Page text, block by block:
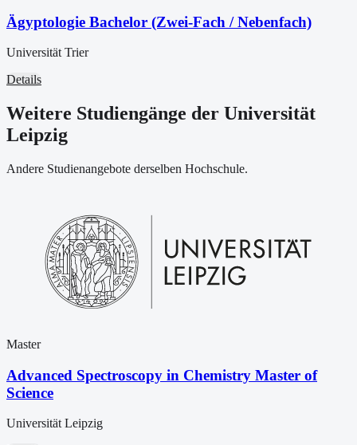
Ägyptologie Bachelor (Zwei-Fach / Nebenfach)
Universität Trier
Details
Weitere Studiengänge der Universität
Leipzig
Andere Studienangebote derselben Hochschule.
Master
Advanced Spectroscopy in Chemistry Master of
Science
Universität Leipzig